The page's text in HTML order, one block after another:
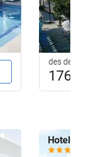
des de
176
Hotel